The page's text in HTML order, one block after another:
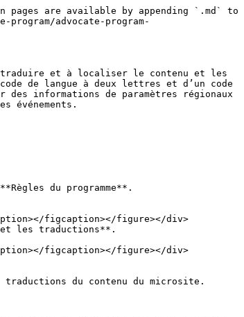
are available by appending `.md` to
advocate-program-
traduire et à localiser le contenu et les
de langue à deux lettres et d’un code
informations de paramètres régionaux
événements.
du programme**.
et les traductions**.
du contenu du microsite.